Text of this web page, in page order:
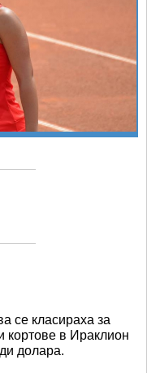
се класираха за
кортове в Ираклион
долара.